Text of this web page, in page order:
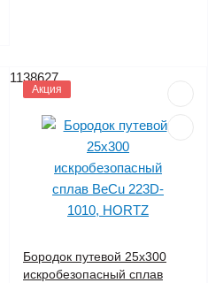
1138627
Акция
Бородок путевой 25х300
искробезопасный сплав